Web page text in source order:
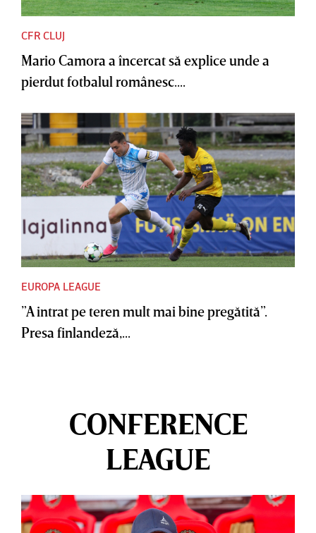
CFR CLUJ
Mario Camora a încercat să explice unde a
pierdut fotbalul românesc....
EUROPA LEAGUE
”A intrat pe teren mult mai bine pregătită”.
Presa finlandeză,...
CONFERENCE
LEAGUE